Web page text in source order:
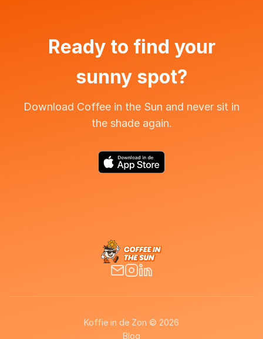
Ready to find your
sunny spot?
Download Coffee in the Sun and never sit in
the shade again.
Koffie in de Zon © 2026
Blog